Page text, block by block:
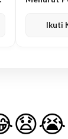
Ikuti
😧😭